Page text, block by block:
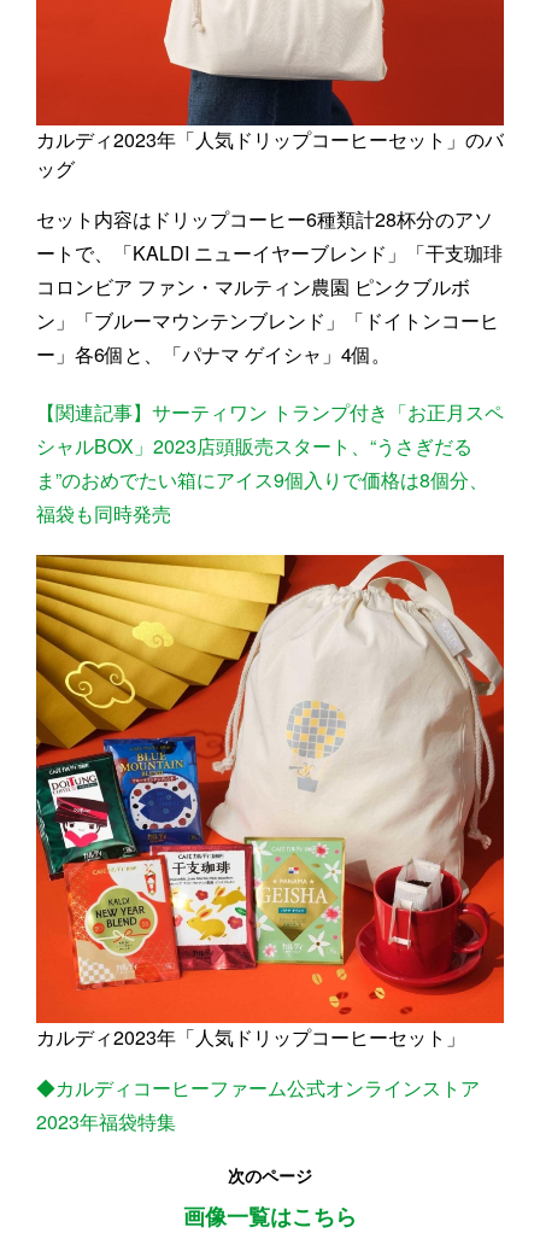
カルディ2023年「人気ドリップコーヒーセット」のバ
ッグ
セット内容はドリップコーヒー6種類計28杯分のアソ
ートで、「KALDI ニューイヤーブレンド」「干支珈琲
コロンビア ファン・マルティン農園 ピンクブルボ
ン」「ブルーマウンテンブレンド」「ドイトンコーヒ
ー」各6個と、「パナマ ゲイシャ」4個。
【関連記事】サーティワン トランプ付き「お正月スペ
シャルBOX」2023店頭販売スタート、“うさぎだる
ま”のおめでたい箱にアイス9個入りで価格は8個分、
福袋も同時発売
カルディ2023年「人気ドリップコーヒーセット」
◆カルディコーヒーファーム公式オンラインストア
2023年福袋特集
次のページ
画像一覧はこちら